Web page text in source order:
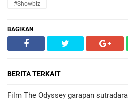
#Showbiz
BAGIKAN
BERITA TERKAIT
Film The Odyssey garapan sutradara